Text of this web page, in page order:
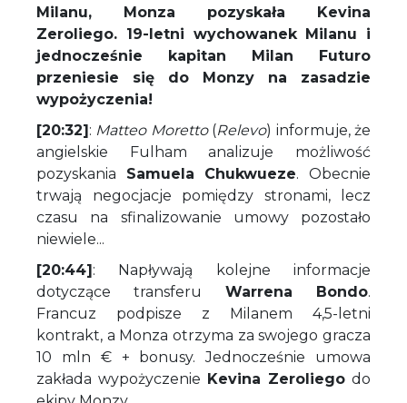
Milanu, Monza pozyskała Kevina
Zeroliego. 19-letni wychowanek Milanu i
jednocześnie kapitan Milan Futuro
przeniesie się do Monzy na zasadzie
wypożyczenia!
[20:32]: Matteo Moretto(Relevo) informuje, że
angielskie Fulham analizuje możliwość
pozyskania Samuela Chukwueze. Obecnie
trwają negocjacje pomiędzy stronami, lecz
czasu na sfinalizowanie umowy pozostało
niewiele...
[20:44]: Napływają kolejne informacje
dotyczące transferu Warrena Bondo.
Francuz podpisze z Milanem 4,5-letni
kontrakt, a Monza otrzyma za swojego gracza
10 mln € + bonusy. Jednocześnie umowa
zakłada wypożyczenie Kevina Zeroliego do